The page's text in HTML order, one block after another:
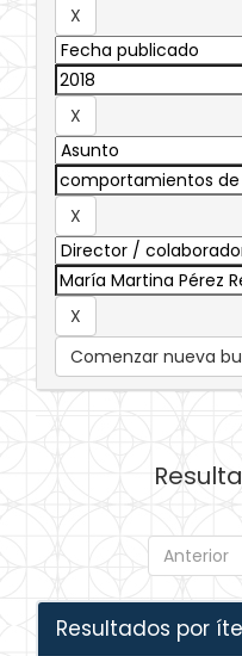
Comenzar nueva
Anterior
Resultados por